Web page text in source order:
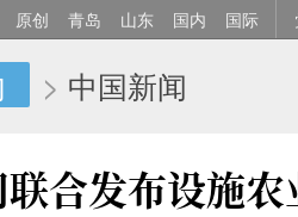
原创 青岛 山东 国内 国际
> 中国新闻
合发布设施